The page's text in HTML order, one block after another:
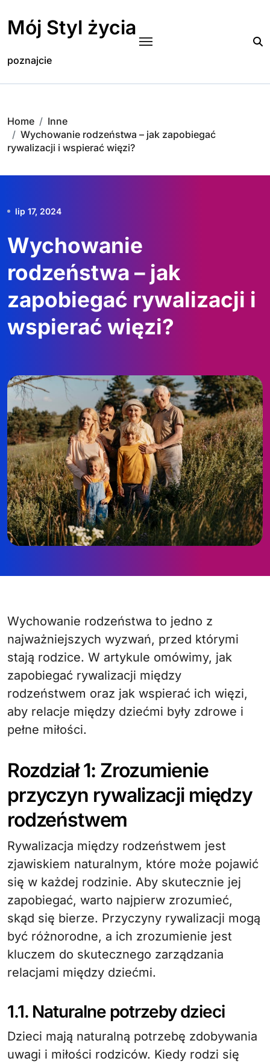
content
Mój Styl życia
poznajcie
Home
Inne
Wychowanie rodzeństwa – jak zapobiegać
rywalizacji i wspierać więzi?
lip 17, 2024
Wychowanie
rodzeństwa – jak
zapobiegać rywalizacji i
wspierać więzi?
Wychowanie rodzeństwa to jedno z
najważniejszych wyzwań, przed którymi
stają rodzice. W artykule omówimy, jak
zapobiegać rywalizacji między
rodzeństwem oraz jak wspierać ich więzi,
aby relacje między dziećmi były zdrowe i
pełne miłości.
Rozdział 1: Zrozumienie
przyczyn rywalizacji między
rodzeństwem
Rywalizacja między rodzeństwem jest
zjawiskiem naturalnym, które może pojawić
się w każdej rodzinie. Aby skutecznie jej
zapobiegać, warto najpierw zrozumieć,
skąd się bierze. Przyczyny rywalizacji mogą
być różnorodne, a ich zrozumienie jest
kluczem do skutecznego zarządzania
relacjami między dziećmi.
1.1. Naturalne potrzeby dzieci
Dzieci mają naturalną potrzebę zdobywania
uwagi i miłości rodziców. Kiedy rodzi się